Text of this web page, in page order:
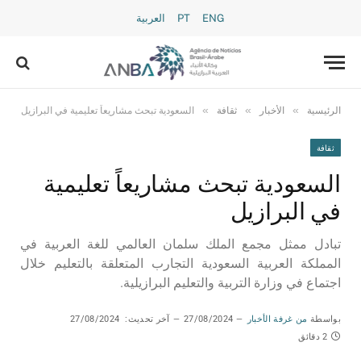
PT ENG العربية
الرئيسية » الأخبار » ثقافة » السعودية تبحث مشاريعاً تعليمية في البرازيل
ثقافة
السعودية تبحث مشاريعاً تعليمية
في البرازيل
تبادل ممثل مجمع الملك سلمان العالمي للغة العربية في
المملكة العربية السعودية التجارب المتعلقة بالتعليم خلال
اجتماع في وزارة التربية والتعليم البرازيلية.
بواسطة من غرفة الأخبار 27/08/2024 آخر تحديث: 27/08/2024
2 دقائق